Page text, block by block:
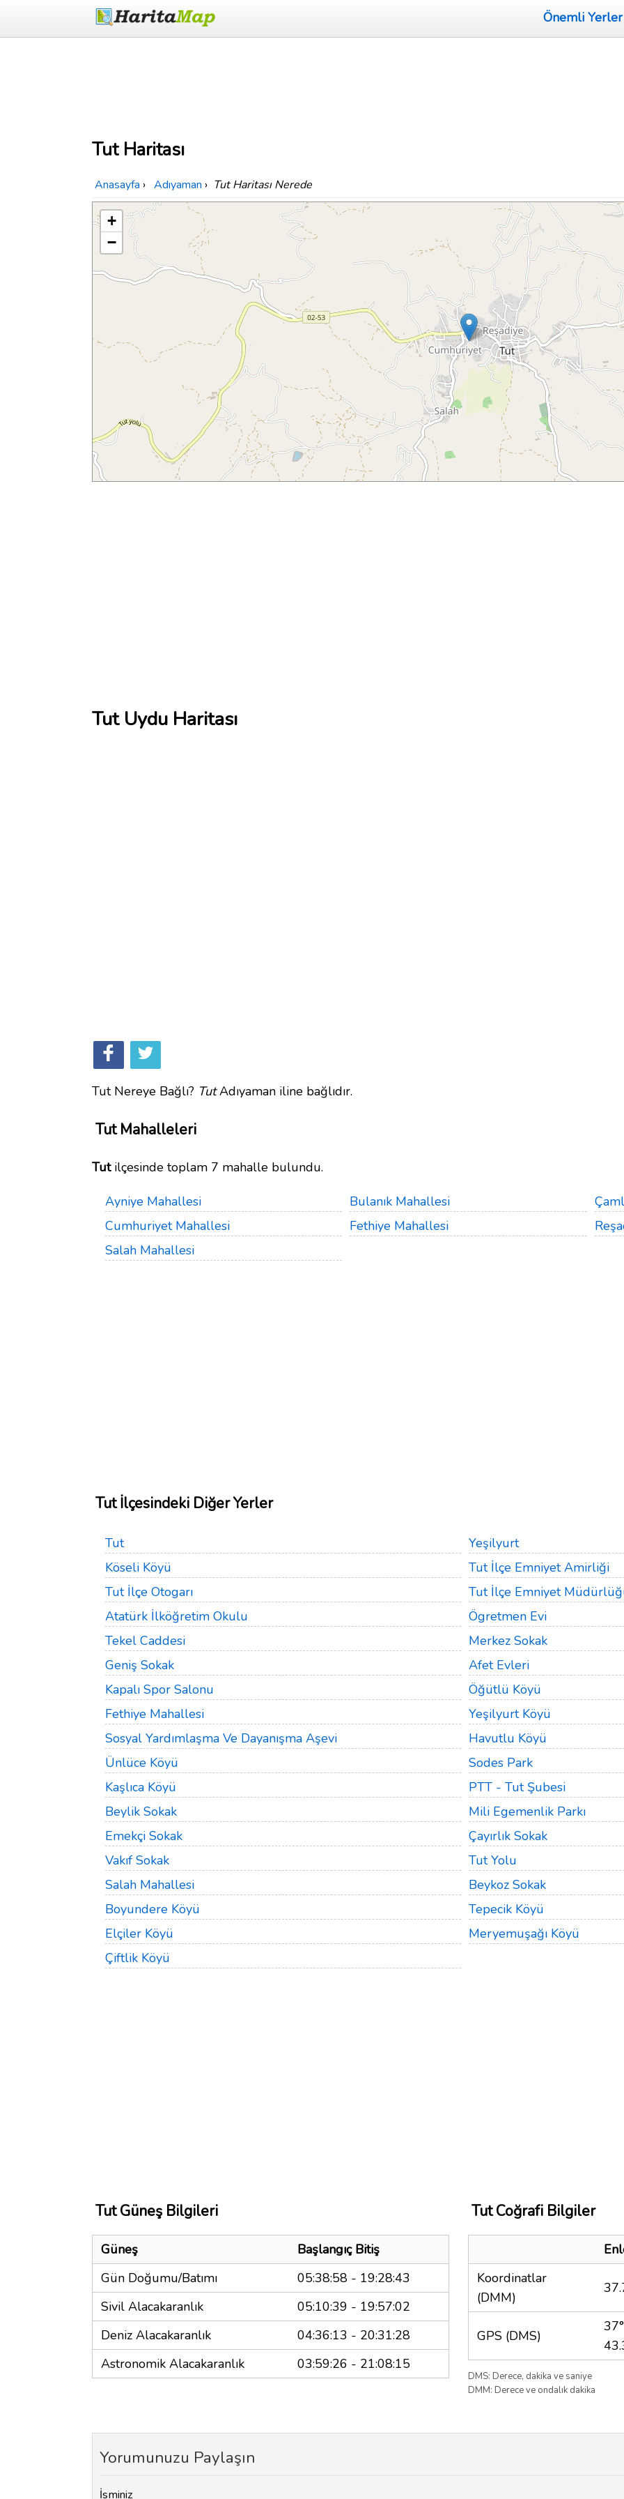
Önemli Yerler
Tut Haritası
Anasayfa › Adıyaman › Tut Haritası Nerede
+
−
Tut Uydu Haritası
Tut Nereye Bağlı? TutAdıyaman iline bağlıdır.
Tut Mahalleleri
Tutilçesinde toplam 7 mahalle bulundu.
Ayniye Mahallesi Bulanık Mahallesi
Cumhuriyet Mahallesi
Fethiye Mahallesi
Salah Mahallesi
Tut İlçesindeki Diğer Yerler
Tut
Yeşilyurt
Köseli Köyü
Tut İlçe Emniyet Amirliği
Tut İlçe Otogarı
Tut İlçe Emniyet
Atatürk İlköğretim Okulu
Ögretmen Evi
Tekel Caddesi
Merkez Sokak
Geniş Sokak
Afet Evleri
Kapalı Spor Salonu
Öğütlü Köyü
Fethiye Mahallesi
Yeşilyurt Köyü
Sosyal Yardımlaşma Ve Dayanışma Aşevi
Havutlu Köyü
Ünlüce Köyü
Sodes Park
Kaşlıca Köyü
PTT - Tut Şubesi
Beylik Sokak
Mili Egemenlik Parkı
Emekçi Sokak
Çayırlık Sokak
Vakıf Sokak
Tut Yolu
Salah Mahallesi
Beykoz Sokak
Boyundere Köyü
Tepecik Köyü
Elçiler Köyü
Meryemuşağı Köyü
Çiftlik Köyü
Tut Güneş Bilgileri
Güneş
Başlangıç Bitiş
Gün Doğumu/Batımı
05:38:58 - 19:28:43
Sivil Alacakaranlık
05:10:39 - 19:57:02
Deniz Alacakaranlık
04:36:13 - 20:31:28
Astronomik Alacakaranlık
03:59:26 - 21:08:15
Tut Coğrafi Bilgiler
Koordinatlar
(DMM)
GPS (DMS)
DMS: Derece, dakika ve saniye
DMM: Derece ve ondalık dakika
Yorumunuzu Paylaşın
İsminiz